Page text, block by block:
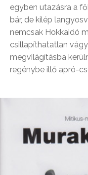
egyben utazásra a
bár, de kilép
nemcsak Hokkaidó
csillapíthatatlan
megvilágításba
regénybe illő apró-